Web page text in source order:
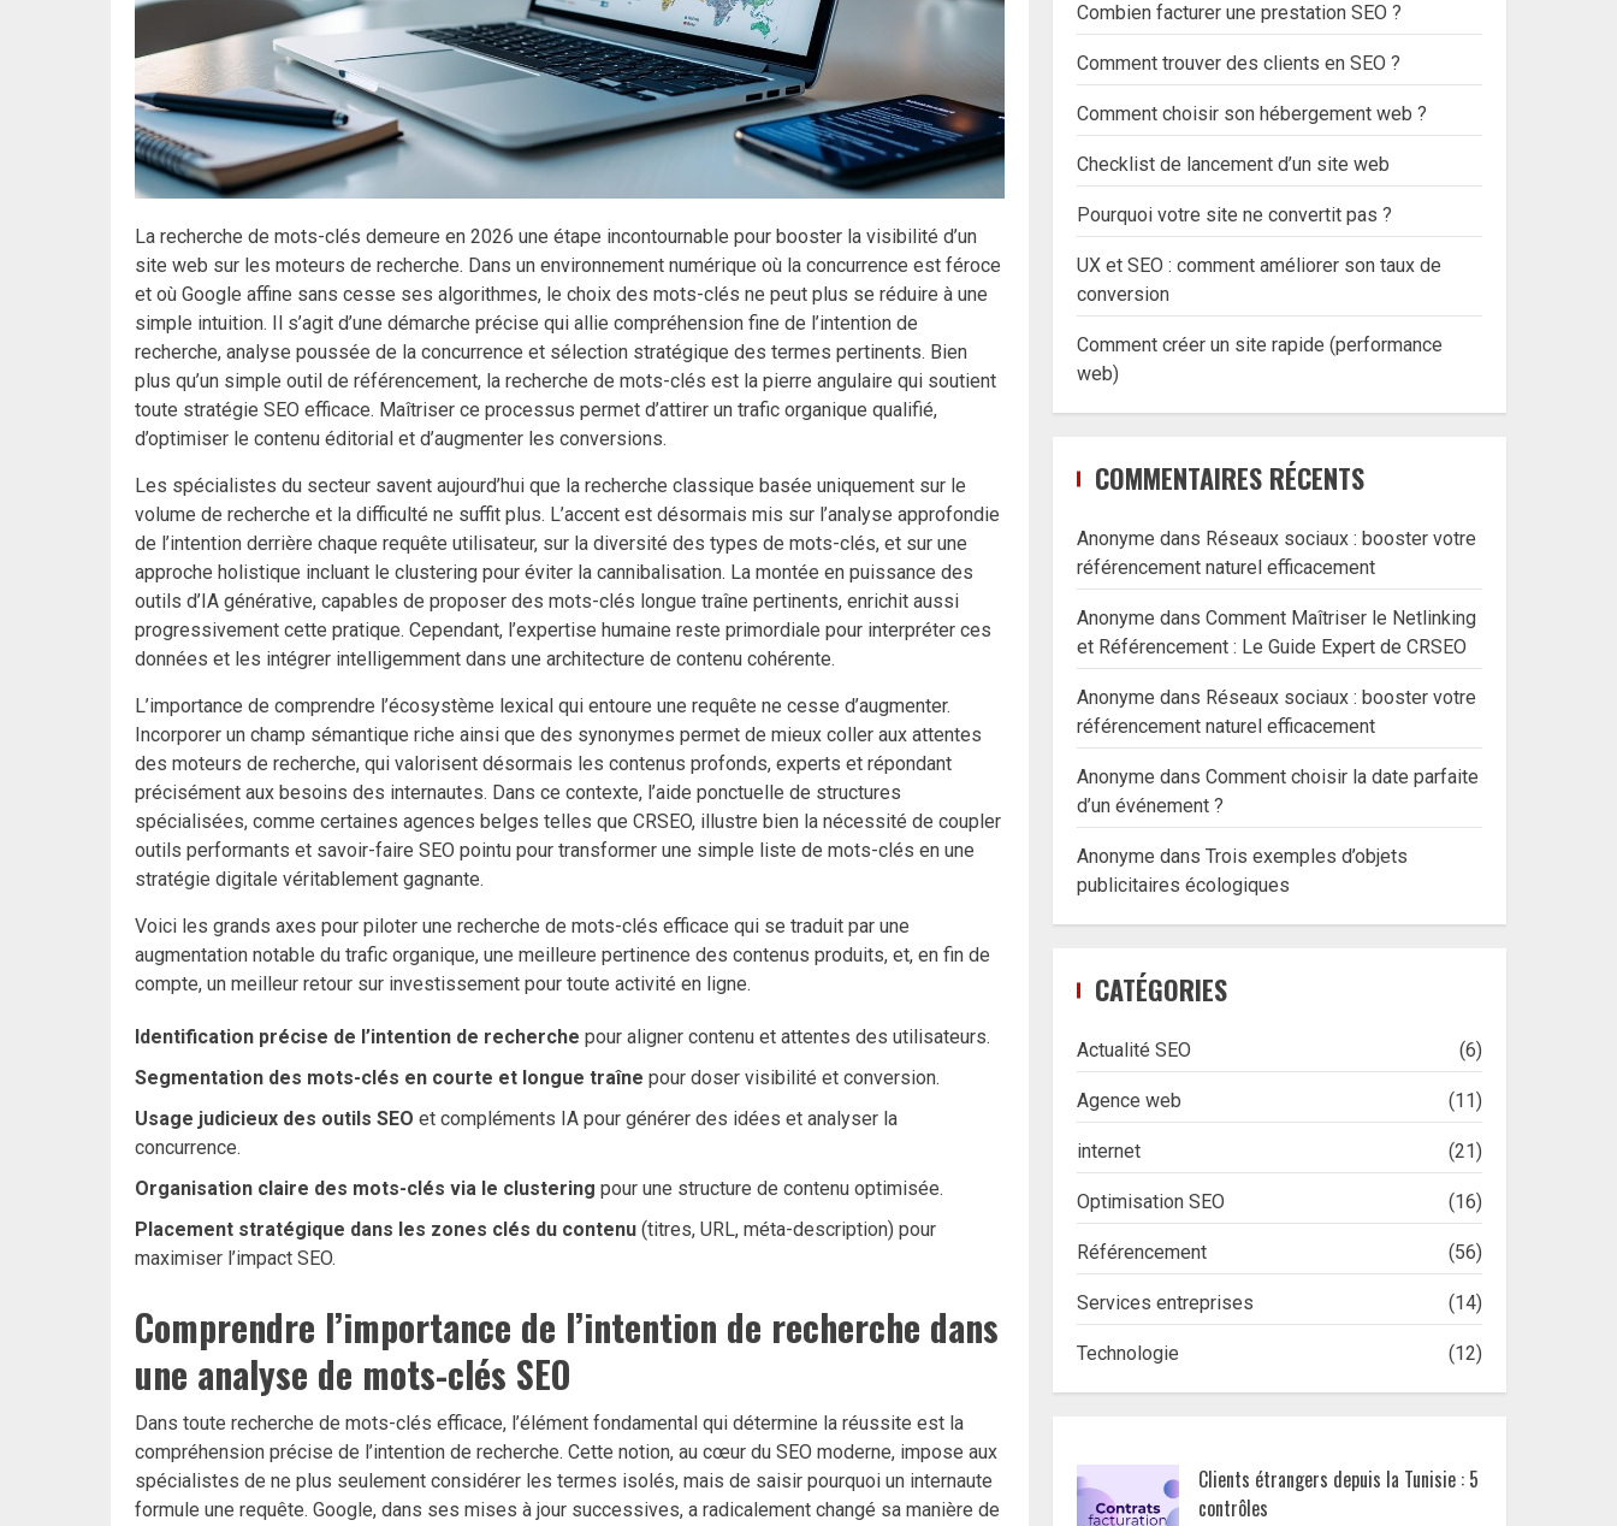
La recherche de mots-clés demeure en 2026 une étape incontournable pour booster la visibilité d’un
site web sur les moteurs de recherche. Dans un environnement numérique où la concurrence est féroce
et où Google affine sans cesse ses algorithmes, le choix des mots-clés ne peut plus se réduire à une
simple intuition. Il s’agit d’une démarche précise qui allie compréhension fine de l’intention de
recherche, analyse poussée de la concurrence et sélection stratégique des termes pertinents. Bien
plus qu’un simple outil de référencement, la recherche de mots-clés est la pierre angulaire qui soutient
toute stratégie SEO efficace. Maîtriser ce processus permet d’attirer un trafic organique qualifié,
d’optimiser le contenu éditorial et d’augmenter les conversions.
Les spécialistes du secteur savent aujourd’hui que la recherche classique basée uniquement sur le
volume de recherche et la difficulté ne suffit plus. L’accent est désormais mis sur l’analyse approfondie
de l’intention derrière chaque requête utilisateur, sur la diversité des types de mots-clés, et sur une
approche holistique incluant le clustering pour éviter la cannibalisation. La montée en puissance des
outils d’IA générative, capables de proposer des mots-clés longue traîne pertinents, enrichit aussi
progressivement cette pratique. Cependant, l’expertise humaine reste primordiale pour interpréter ces
données et les intégrer intelligemment dans une architecture de contenu cohérente.
L’importance de comprendre l’écosystème lexical qui entoure une requête ne cesse d’augmenter.
Incorporer un champ sémantique riche ainsi que des synonymes permet de mieux coller aux attentes
des moteurs de recherche, qui valorisent désormais les contenus profonds, experts et répondant
précisément aux besoins des internautes. Dans ce contexte, l’aide ponctuelle de structures
spécialisées, comme certaines agences belges telles que CRSEO, illustre bien la nécessité de coupler
outils performants et savoir-faire SEO pointu pour transformer une simple liste de mots-clés en une
stratégie digitale véritablement gagnante.
Voici les grands axes pour piloter une recherche de mots-clés efficace qui se traduit par une
augmentation notable du trafic organique, une meilleure pertinence des contenus produits, et, en fin de
compte, un meilleur retour sur investissement pour toute activité en ligne.
Identification précise de l’intention de recherche pour aligner contenu et attentes des utilisateurs.
Segmentation des mots-clés en courte et longue traîne pour doser visibilité et conversion.
Usage judicieux des outils SEO et compléments IA pour générer des idées et analyser la
concurrence.
Organisation claire des mots-clés via le clustering pour une structure de contenu optimisée.
Placement stratégique dans les zones clés du contenu (titres, URL, méta-description) pour
maximiser l’impact SEO.
Comprendre l’importance de l’intention de recherche dans
une analyse de mots-clés SEO
Dans toute recherche de mots-clés efficace, l’élément fondamental qui détermine la réussite est la
compréhension précise de l’intention de recherche. Cette notion, au cœur du SEO moderne, impose aux
spécialistes de ne plus seulement considérer les termes isolés, mais de saisir pourquoi un internaute
formule une requête. Google, dans ses mises à jour successives, a radicalement changé sa manière de
Combien facturer une prestation SEO ?
Comment trouver des clients en SEO ?
Comment choisir son hébergement web ?
Checklist de lancement d’un site web
Pourquoi votre site ne convertit pas ?
UX et SEO : comment améliorer son taux de
conversion
Comment créer un site rapide (performance
web)
COMMENTAIRES RÉCENTS
Anonyme dans Réseaux sociaux : booster votre
référencement naturel efficacement
Anonyme dansComment Maîtriser le Netlinking
et Référencement : Le Guide Expert de CRSEO
Anonyme dans Réseaux sociaux : booster votre
référencement naturel efficacement
Anonyme dansComment choisir la date parfaite
d’un événement ?
Anonyme dansTrois exemples d’objets
publicitaires écologiques
CATÉGORIES
Actualité SEO (6)
Agence web (11)
internet (21)
Optimisation SEO (16)
Référencement (56)
Services entreprises (14)
Technologie (12)
Clients étrangers depuis la Tunisie : 5
contrôles